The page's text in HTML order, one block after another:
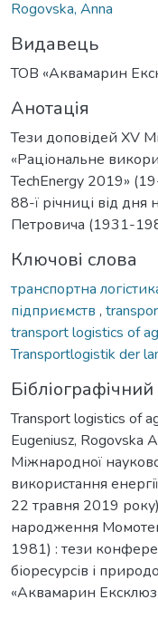
Rogovska, Anna
Видавець
ТОВ «Аквамарин
Анотація
Тези доповідей XV
«Раціональне
TechEnergy 2019»
88-ї річниці від
Петровича (1931-
Ключові слова
транспортна
підприємств ,
transport logistics of
Transportlogistik der
Transport logistics of
Eugeniusz, Rogovska
Міжнародної
використання
22 травня 2019
народження
1981) : тези
біоресурсів і
«Аквамарин